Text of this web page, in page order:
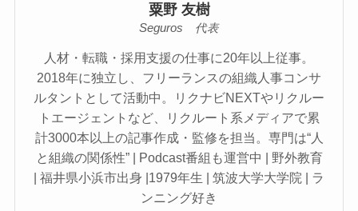
粟野 友樹
Seguros 代表
人材・転職・採用支援の仕事に20年以上従事。
2018年に独立し、フリーランスの組織人事コンサ
ルタントとして活動中。リクナビNEXTやリクルー
トエージェントなど、リクルート系メディアで累
計3000本以上の記事作成・監修を担当。専門は“人
と組織の関係性” | Podcast番組も運営中 | 野外教育
| 福井県小浜市出身 |1979年生 | 筑波大学大学院 | ラ
ンニング好き